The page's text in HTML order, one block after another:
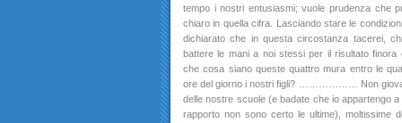
tempo i nostri entusiasmi; vuole prudenza che
chiaro in quella cifra. Lasciando stare le
dichiarato che in questa circostanza tacerei,
battere le mani a noi stessi per il risultato finora
che cosa siano queste quattro mura entro le
ore del giorno i nostri figli? ……………… Non giova
delle nostre scuole (e badate che io appartengo
rapporto non sono certo le ultime), moltissime